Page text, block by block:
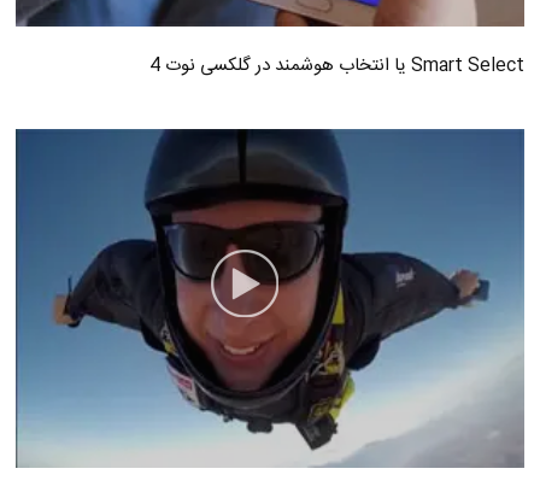
Smart Select یا انتخاب هوشمند در گلکسی نوت 4